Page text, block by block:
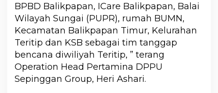
BPBD Balikpapan, ICare Balikpapan, Balai
Wilayah Sungai (PUPR), rumah BUMN,
Kecamatan Balikpapan Timur, Kelurahan
Teritip dan KSB sebagai tim tanggap
bencana diwiliyah Teritip, ” terang
Operation Head Pertamina DPPU
Sepinggan Group, Heri Ashari.